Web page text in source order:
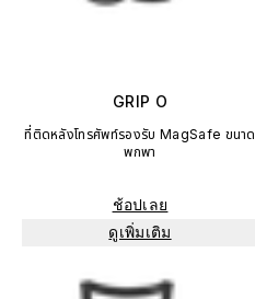
GRIP O
ที่ติดหลังโทรศัพท์รองรับ MagSafe ขนาด
พกพา
ช้อปเลย
ดูเพิ่มเติม